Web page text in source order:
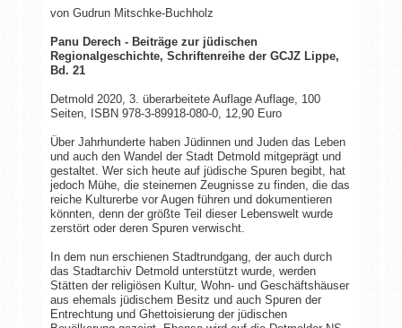
von Gudrun Mitschke-Buchholz
Panu Derech - Beiträge zur jüdischen
Regionalgeschichte, Schriftenreihe der GCJZ Lippe,
Bd. 21
Detmold 2020, 3. überarbeitete Auflage Auflage, 100
Seiten, ISBN 978-3-89918-080-0, 12,90 Euro
Über Jahrhunderte haben Jüdinnen und Juden das Leben
und auch den Wandel der Stadt Detmold mitgeprägt und
gestaltet. Wer sich heute auf jüdische Spuren begibt, hat
jedoch Mühe, die steinernen Zeugnisse zu finden, die das
reiche Kulturerbe vor Augen führen und dokumentieren
könnten, denn der größte Teil dieser Lebenswelt wurde
zerstört oder deren Spuren verwischt.
In dem nun erschienen Stadtrundgang, der auch durch
das Stadtarchiv Detmold unterstützt wurde, werden
Stätten der religiösen Kultur, Wohn- und Geschäftshäuser
aus ehemals jüdischem Besitz und auch Spuren der
Entrechtung und Ghettoisierung der jüdischen